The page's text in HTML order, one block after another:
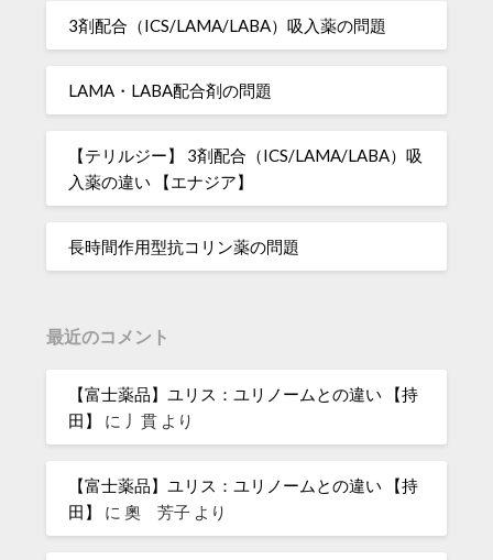
3剤配合（ICS/LAMA/LABA）吸入薬の問題
LAMA・LABA配合剤の問題
【テリルジー】 3剤配合（ICS/LAMA/LABA）吸
入薬の違い 【エナジア】
長時間作用型抗コリン薬の問題
最近のコメント
【富士薬品】ユリス：ユリノームとの違い 【持
田】
に 丿貫 より
【富士薬品】ユリス：ユリノームとの違い 【持
田】
に奧 芳子 より